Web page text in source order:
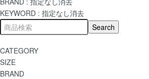
KEYWORD : 指定なし消去
CATEGORY
SIZE
BRAND